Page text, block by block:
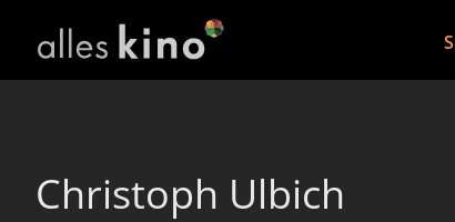
Christoph Ulbich